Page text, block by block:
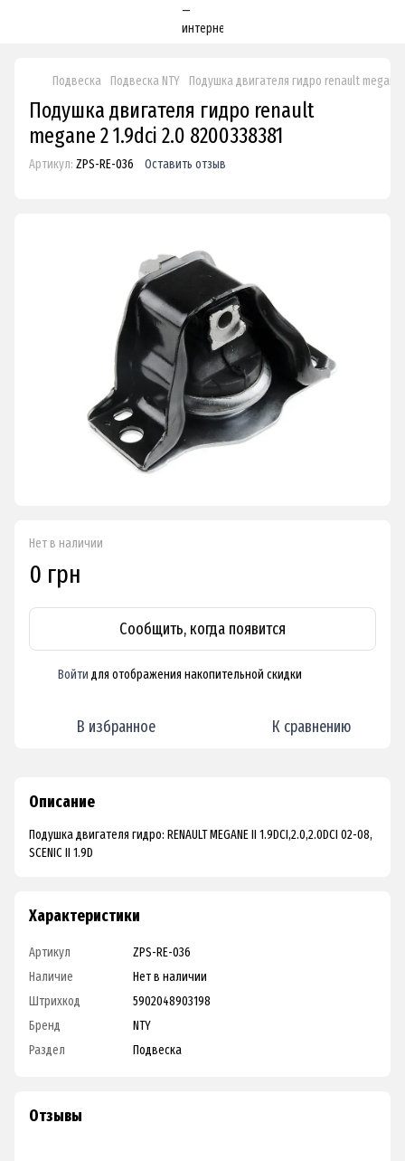
Подвеска Подвеска NTY Подушка двигателя гидро renault megane
Подушка двигателя гидро renault
megane 2 1.9dci 2.0 8200338381
Артикул: ZPS-RE-036 Оставить отзыв
Нет в наличии
0 грн
Сообщить, когда появится
Войти для отображения накопительной скидки
В избранное К сравнению
Описание
Подушка двигателя гидро: RENAULT MEGANE II 1.9DCI,2.0,2.0DCI 02-08,
SCENIC II 1.9D
Характеристики
Артикул
ZPS-RE-036
Наличие
Нет в наличии
Штрихкод
5902048903198
Бренд
NTY
Раздел
Подвеска
Отзывы